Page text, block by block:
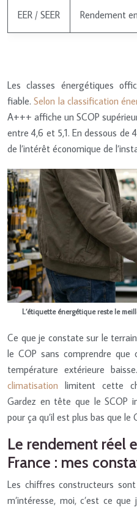
EER / SEER Rendement
Les classes énergétiques
fiable.Selon la classification
A+++ affiche un SCOP
entre 4,6 et 5,1. En dessous de
de l’intérêt économique de
L’étiquette énergétique reste le
Ce que je constate sur le
le COP sans comprendre que
température extérieure
climatisation limitent cette
Gardez en tête que le SCOP
pour ça qu’il est plus bas que le
Le rendement réel
France : mes
Les chiffres constructeurs
m’intéresse, moi, c’est ce